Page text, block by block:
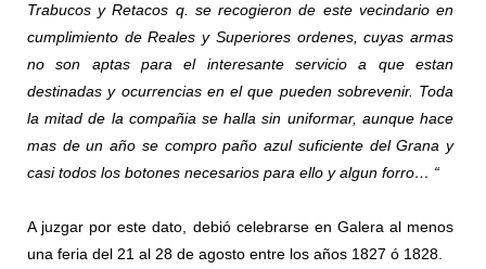
Trabucos y Retacos q. se recogieron de este vecindario en
cumplimiento de Reales y Superiores ordenes, cuyas armas
no son aptas para el interesante servicio a que estan
destinadas y ocurrencias en el que pueden sobrevenir. Toda
la mitad de la compañia se halla sin uniformar, aunque hace
mas de un año se compro paño azul suficiente del Grana y
casi todos los botones necesarios para ello y algun forro… “
A juzgar por este dato, debió celebrarse en Galera al menos
una feria del 21 al 28 de agosto entre los años 1827 ó 1828.